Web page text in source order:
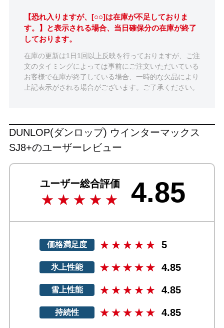
【恐れ入りますが、[○○]は在庫が不足しておりま
す。】と表示される場合、当日確保分の在庫が終了
しております。
在庫の更新は1日1回以上反映を行っておりますが、ご注
文のタイミングによっては事前にご注文いただいている
お客様で在庫が終了している場合、一時的な欠品により
上記表示がされる場合がございます。ご了承ください。
DUNLOP(ダンロップ) ウインターマックス
SJ8+のユーザーレビュー
ユーザー総合評価 4.85
価格満足度 5
氷上性能 4.85
雪上性能 4.85
持続性 4.85